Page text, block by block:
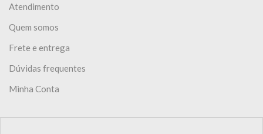
Atendimento
Quem somos
Frete e entrega
Dúvidas frequentes
Minha Conta